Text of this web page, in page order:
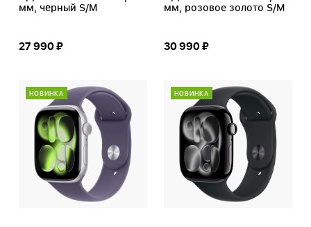
мм, чёрный S/M
27 990 ₽
мм, розовое золото S/M
30 990 ₽
НОВИНКА НОВИНКА